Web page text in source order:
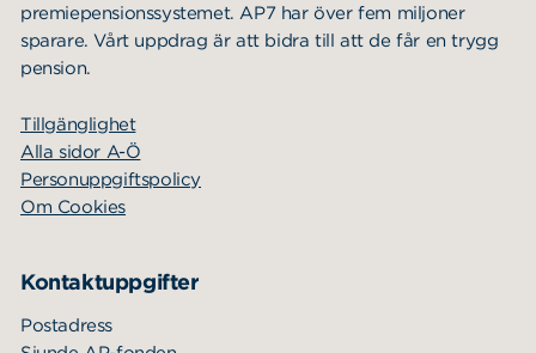
premiepensionssystemet. AP7 har över fem miljoner
sparare. Vårt uppdrag är att bidra till att de får en trygg
pension.
Tillgänglighet
Alla sidor A-Ö
Personuppgiftspolicy
Om Cookies
Kontaktuppgifter
Postadress